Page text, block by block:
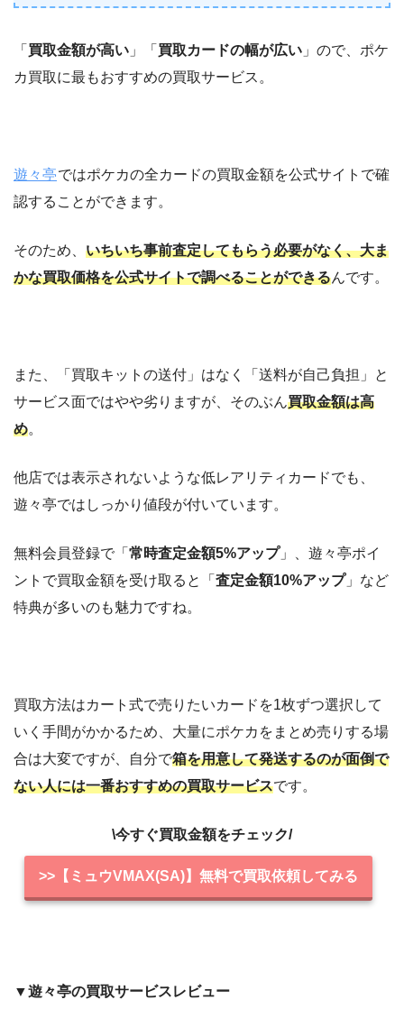
「 買取金額が高い 」「 買取カードの幅が広い 」ので、ポケ
カ買取に最もおすすめの買取サービス。
遊々亭ではポケカの全カードの買取金額を公式サイトで確
認することができます。
そのため、 いちいち事前査定してもらう必要がなく、大ま
かな買取価格を公式サイトで調べることができるんです。
また、「買取キットの送付」はなく「送料が自己負担」と
サービス面ではやや劣りますが、そのぶん買取金額は高
め。
他店では表示されないような低レアリティカードでも、
遊々亭ではしっかり値段が付いています。
無料会員登録で「 常時査定金額5%アップ」、遊々亭ポイ
ントで買取金額を受け取ると「 査定金額10%アップ」など
特典が多いのも魅力ですね。
買取方法はカート式で売りたいカードを1枚ずつ選択して
いく手間がかかるため、大量にポケカをまとめ売りする場
合は大変ですが、自分で箱を用意して発送するのが面倒で
ない人には一番おすすめの買取サービスです。
\今すぐ買取金額をチェック/
>>【ミュウVMAX(SA)】無料で買取依頼してみる
▼遊々亭の買取サービスレビュー